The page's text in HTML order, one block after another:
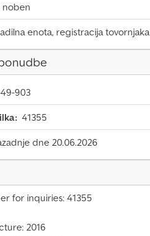
noben
enota, registracija tovornjaka
903
41355
dne 20.06.2026
for inquiries: 41355
2016